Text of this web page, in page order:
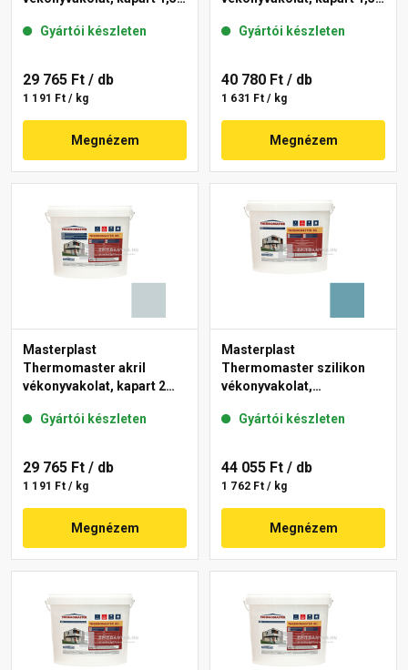
Gyártói készleten
29 765 Ft / db
1 191 Ft / kg
Megnézem
Gyártói készleten
40 780 Ft / db
1 631 Ft / kg
Megnézem
Masterplast
Thermomaster akril
vékonyvakolat, kapart 2
Gyártói készleten
29 765 Ft / db
1 191 Ft / kg
Megnézem
Masterplast
Thermomaster szilikon
vékonyvakolat,
36-C 25 kg
Gyártói készleten
44 055 Ft / db
1 762 Ft / kg
Megnézem